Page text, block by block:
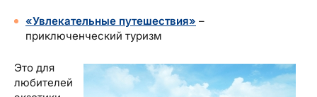
«Увлекательные путешествия» –
приключенческий туризм
Это для
любителей